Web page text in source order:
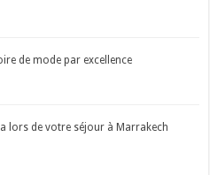
de mode par excellence
lors de votre séjour à Marrakech